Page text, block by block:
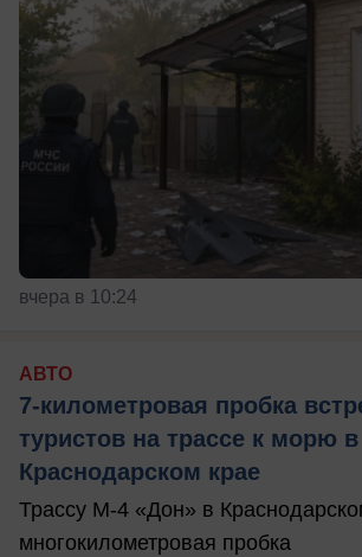
вчера в 10:24
АВТО
7-километровая пробка
туристов на трассе к морю в
Краснодарском крае
Трассу М-4 «Дон» в
многокилометровая пробка